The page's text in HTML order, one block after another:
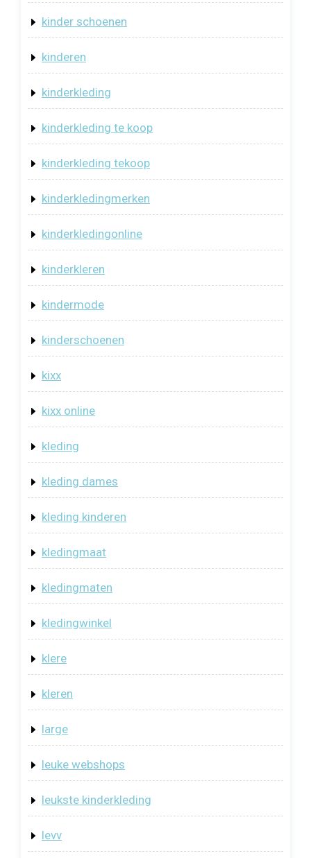
kinder schoenen
kinderen
kinderkleding
kinderkleding te koop
kinderkleding tekoop
kinderkledingmerken
kinderkledingonline
kinderkleren
kindermode
kinderschoenen
kixx
kixx online
kleding
kleding dames
kleding kinderen
kledingmaat
kledingmaten
kledingwinkel
klere
kleren
large
leuke webshops
leukste kinderkleding
levv